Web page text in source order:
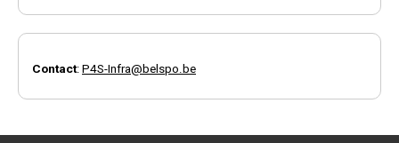
Contact:P4S-Infra@belspo.be